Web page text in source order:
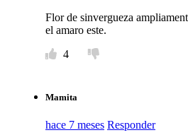
Flor de sinvergueza
el amaro este.
4
Mamita
hace 7 meses Responder